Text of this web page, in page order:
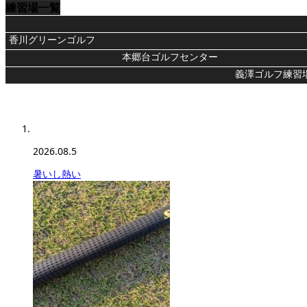
練習場一覧
香川グリーンゴルフ
本郷台ゴルフセンター
義澤ゴルフ練習
2026.08.5
暑いし熱い